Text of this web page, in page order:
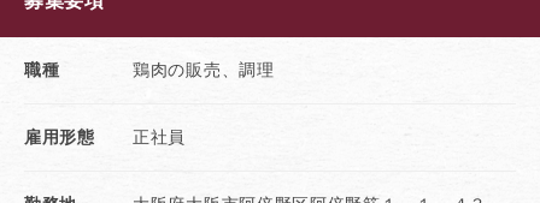
販売や接客、調理の経験が無くても大丈夫！
です。
☆現在店舗で頑張っている先輩達が
職種 鶏肉の販売、調理
雇用形態 正社員